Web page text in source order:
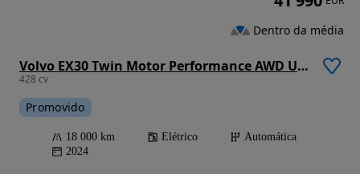
Volvo EX30 Twin Motor Performance AWD Ultra
428 cv
Promovido
18 000 km Elétrico
Automática
2024
Dentro da média